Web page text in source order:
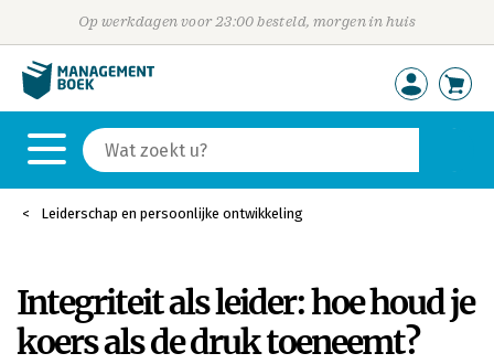
Op werkdagen voor 23:00 besteld, morgen in huis
Leiderschap en persoonlijke ontwikkeling
Integriteit als leider: hoe houd je
koers als de druk toeneemt?